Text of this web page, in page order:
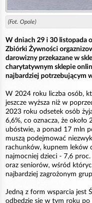
(Fot. Opole)
W dniach 29 i 30 listopada
Zbiórki Żywności
darowizny przekazane w
charytatywnym sklepie
najbardziej potrzebującym
W 2024 roku liczba osób,
jeszcze wyższa niż w
2023 roku odsetek osób
6,6%, co oznacza, że
ubóstwie, a ponad 17 mln
muszą podejmować
rachunków, kupnem leków
najmocniej dzieci - 7,6
oraz seniorów, wśród
najbardziej zagrożonym
Jedną z form wsparcia jest
odbędzie się w tym roku